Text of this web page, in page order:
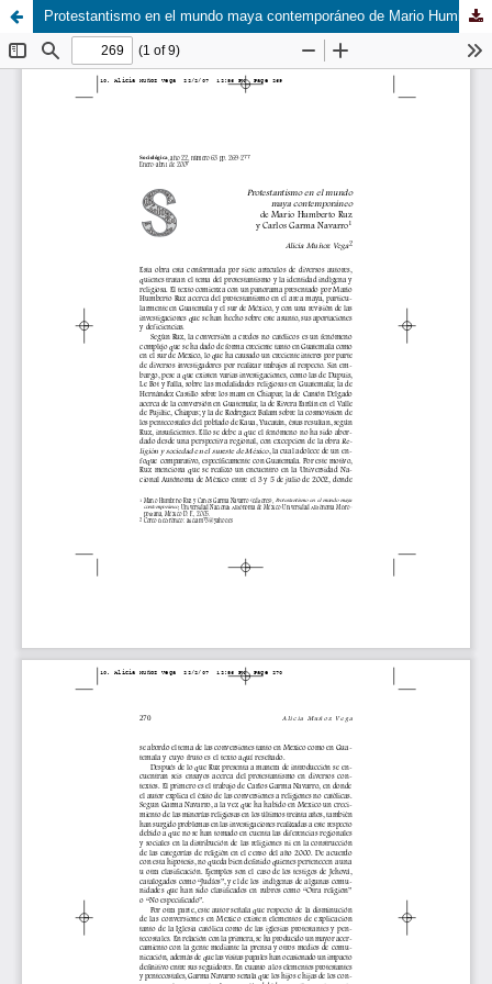
Protestantismo en el mundo maya contemporáneo de Mario Humberto Ruz y Carlos Garma Navarro